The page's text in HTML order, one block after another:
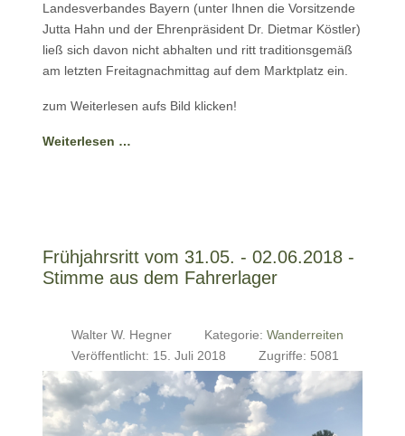
Landesverbandes Bayern (unter Ihnen die Vorsitzende
Jutta Hahn und der Ehrenpräsident Dr. Dietmar Köstler)
ließ sich davon nicht abhalten und ritt traditionsgemäß
am letzten Freitagnachmittag auf dem Marktplatz ein.
zum Weiterlesen aufs Bild klicken!
Weiterlesen …
Frühjahrsritt vom 31.05. - 02.06.2018 -
Stimme aus dem Fahrerlager
Walter W. Hegner Kategorie: Wanderreiten
Veröffentlicht: 15. Juli 2018
Zugriffe: 5081